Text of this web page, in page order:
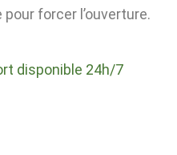
forcer l’ouverture.
disponible 24h/7